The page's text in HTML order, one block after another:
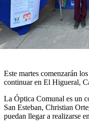
Este martes comenzarán
continuar en El Higueral,
La Óptica Comunal es un
San Esteban, Christian
puedan llegar a realizarse